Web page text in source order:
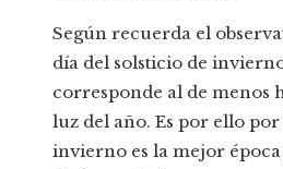
Según recuerda el
día del solsticio de
corresponde al de menos
luz del año. Es por ello
invierno es la mejor